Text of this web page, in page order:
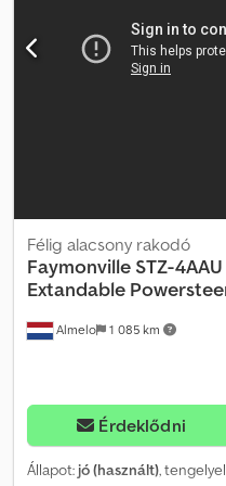
Almelo 1 085 km
Félig alacsony rakodó
Faymonville STZ-
Extandable
Érdeklődni
Állapot: jó (használt),